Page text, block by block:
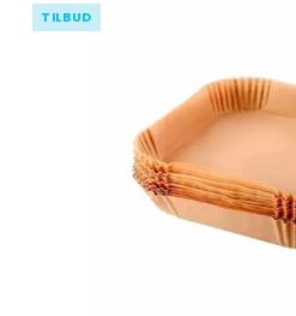
TILBUD